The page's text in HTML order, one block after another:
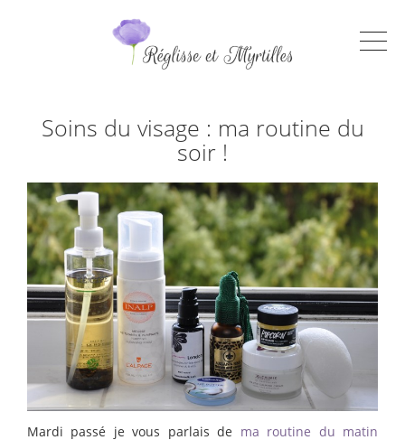
Soins du visage : ma routine du
soir !
Mardi passé je vous parlais de ma routine du matin